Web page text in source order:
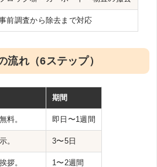
前調査から除去まで対応
流れ（6ステップ）
期間
料。 即日〜1週間
。 3〜5日
拶。 1〜2週間